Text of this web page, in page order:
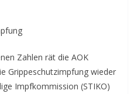
Zahlen rät die AOK
Grippeschutzimpfung wieder
Impfkommission (STIKO)